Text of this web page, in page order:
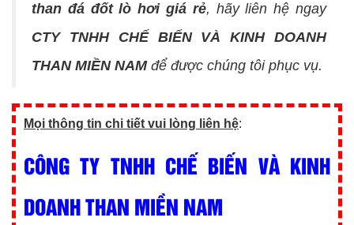
than đá đốt lò hơi giá rẻ, hãy liên hệ ngay
CTY TNHH CHẾ BIẾN VÀ KINH DOANH
THAN MIỀN NAMđể được chúng tôi phục vụ.
Mọi thông tin chi tiết vui lòng liên hệ:
CÔNG TY TNHH CHẾ BIẾN VÀ KINH
DOANH THAN MIỀN NAM